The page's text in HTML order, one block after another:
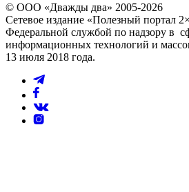
© ООО «Дважды два» 2005-2026
Сетевое издание «Полезный портал
Федеральной службой по надзору в
информационных технологий и
13 июля 2018 года.